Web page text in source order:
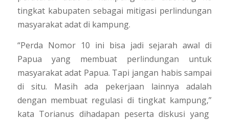
tingkat kabupaten sebagai mitigasi perlindungan
masyarakat adat di kampung.
“Perda Nomor 10 ini bisa jadi sejarah awal di
Papua yang membuat perlindungan untuk
masyarakat adat Papua. Tapi jangan habis sampai
di situ. Masih ada pekerjaan lainnya adalah
dengan membuat regulasi di tingkat kampung,”
kata Torianus dihadapan peserta diskusi yang